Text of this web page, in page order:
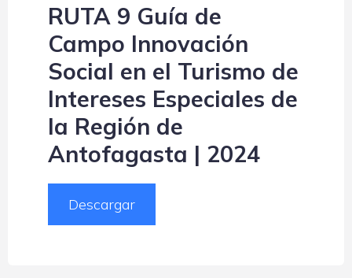
RUTA 9 Guía de
Campo Innovación
Social en el Turismo de
Intereses Especiales de
la Región de
Antofagasta | 2024
Descargar